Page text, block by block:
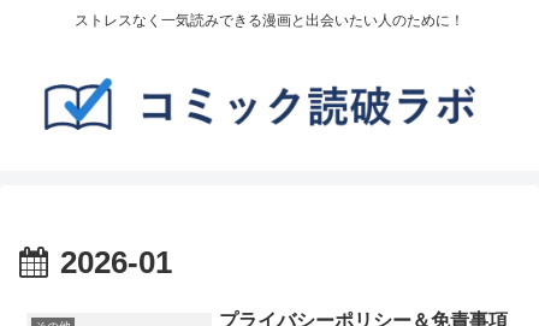
ストレスなく一気読みできる漫画と出会いたい人のために！
2026-01
プライバシーポリシー＆免責事項